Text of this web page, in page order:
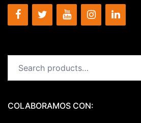
for:
COLABORAMOS CON: